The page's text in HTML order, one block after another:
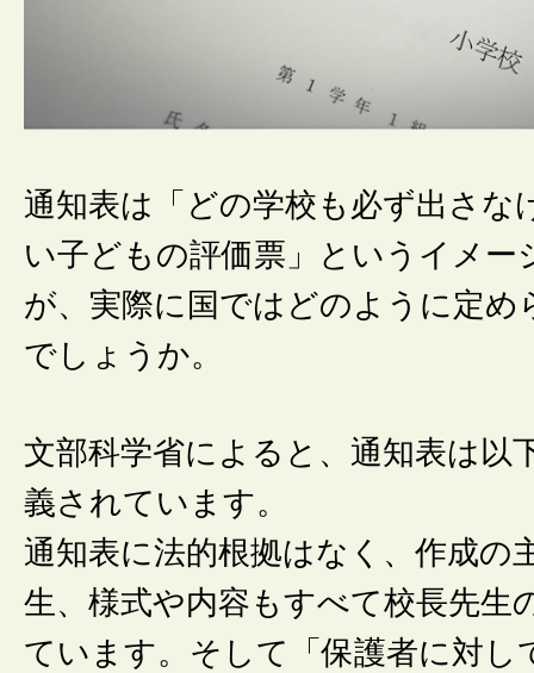
通知表は「どの学校も必ず出さな
い子どもの評価票」というイメー
が、実際に国ではどのように定め
でしょうか。
文部科学省によると、通知表は以
義されています。
通知表に法的根拠はなく、作成の
生、様式や内容もすべて校長先生
ています。そして「保護者に対し